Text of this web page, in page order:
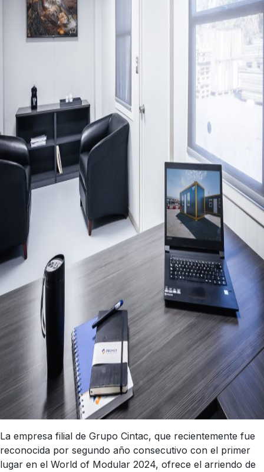
La empresa filial de Grupo Cintac, que recientemente fue
reconocida por segundo año consecutivo con el primer
lugar en el World of Modular 2024, ofrece el arriendo de